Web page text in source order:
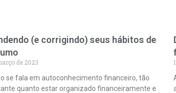
(e corrigindo) seus hábitos de
de 2023
se fala em autoconhecimento financeiro, tão
quanto estar organizado financeiramente e